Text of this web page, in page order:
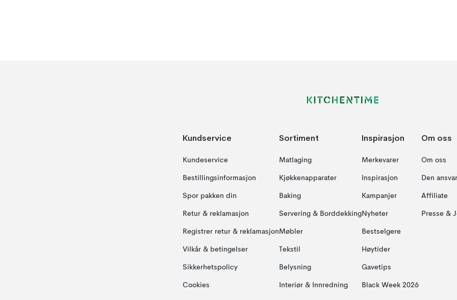
Kundservice
Kundeservice
Bestillingsinformasjon
Spor pakken din
Retur & reklamasjon
Registrer retur & reklamasjon
Vilkår & betingelser
Sikkerhetspolicy
Cookies
Sortiment
Matlaging
Kjøkkenapparater
Baking
Servering & Borddekking
Møbler
Tekstil
Belysning
Interiør & Innredning
Inspirasjon
Merkevarer
Inspirasjon
Kampanjer
Nyheter
Bestselgere
Høytider
Gavetips
Black Week 2026
Om oss
Om oss
Den
Affiliate
Presse &